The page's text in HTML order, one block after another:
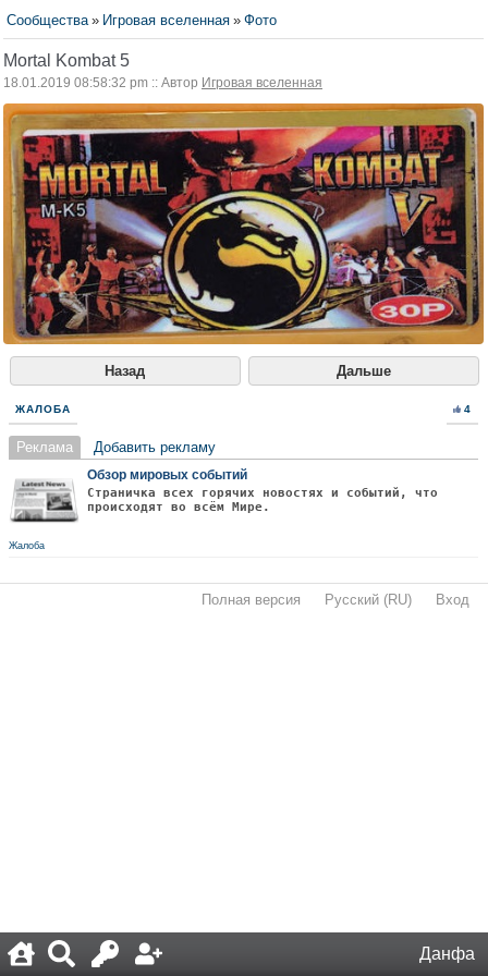
Данфа
Сообщества » Игровая вселенная » Фото
Mortal Kombat 5
18.01.2019 08:58:32 pm :: Автор Игровая вселенная
Назад Дальше
ЖАЛОБА 4
Реклама Добавить рекламу
Обзор мировых событий
Страничка всех горячих новостях и событий, что
происходят во всём Мире.
Жалоба
Полная версия Русский (RU) Вход